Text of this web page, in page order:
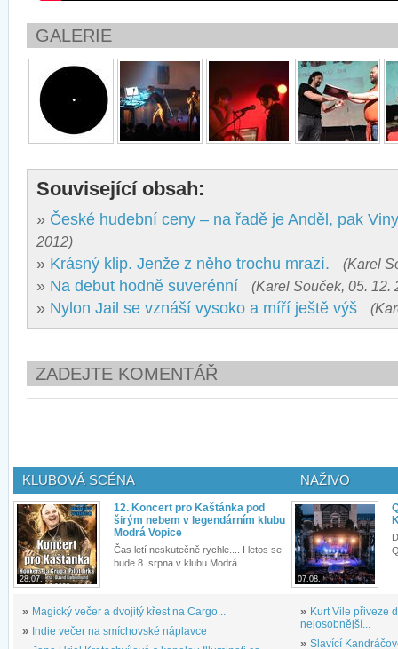
GALERIE
Související obsah:
» České hudební ceny – na řadě je Anděl, pak
2012)
» Krásný klip. Jenže z něho trochu mrazí. (Karel
» Na debut hodně suverénní (Karel Souček, 05. 12.
» Nylon Jail se vznáší vysoko a míří ještě výš
ZADEJTE KOMENTÁŘ
KLUBOVÁ SCÉNA
28.07.
12. Koncert pro Kaštánka pod
širým nebem v legendárním klubu
Modrá Vopice
Čas letí neskutečně rychle.... I letos se
bude 8. srpna v klubu Modrá...
» Magický večer a dvojitý křest na Cargo...
» Indie večer na smíchovské náplavce
NAŽIVO
07.08.
» Kurt Vile přiveze
nejosobnější...
» Slavící